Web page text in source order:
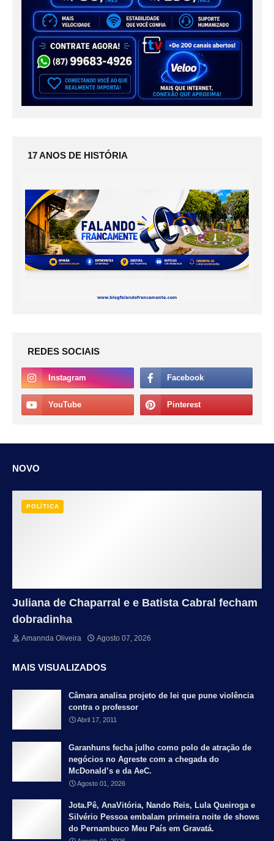
17 ANOS DE HISTÓRIA
REDES SOCIAIS
NOVO
POLÍTICA
Juliana de Chaparral e e Batista Cabral fecham
dobradinha
Amannda Oliveira Agosto 07, 2026
MAIS VISUALIZADOS
Câmara analisa projeto de lei que pune violência
contra o professor
Abril 17, 2011
Garanhuns fecha julho como polo de atração de
negócios no Agreste com a chegada do
McDonald’s e da AeC.
Agosto 01, 2026
Jota.Pê, AnaVitória, Nando Reis, Lula Queiroga e
Silvério Pessoa embalam primeira noite de shows
do Pernambuco Meu País em Gravatá.